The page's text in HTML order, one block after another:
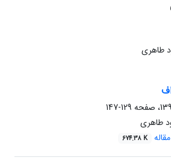
طاهری
129-147
طاهری
674.38 K